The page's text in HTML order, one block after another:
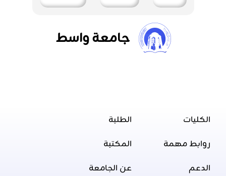
جامعة واسط
الكليات
روابط مهمة
الدعم
الطلبة
المكتبة
عن الجامعة